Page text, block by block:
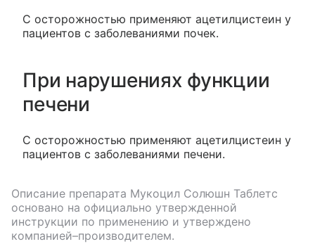
С осторожностью применяют ацетилцистеин у
пациентов с заболеваниями почек.
При нарушениях функции
печени
С осторожностью применяют ацетилцистеин у
пациентов с заболеваниями печени.
Описание препарата Мукоцил Солюшн Таблетс
основано на официально утвержденной
инструкции по применению и утверждено
компанией–производителем.